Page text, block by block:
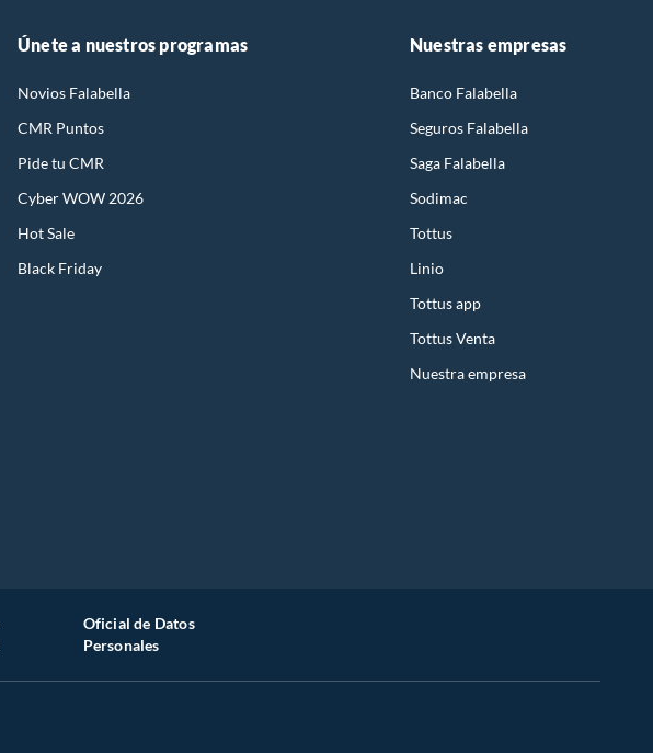
Únete a nuestros programas
Novios Falabella
CMR Puntos
Pide tu CMR
Cyber WOW 2026
Hot Sale
Black Friday
Nuestras empresas
Banco Falabella
Seguros Falabella
Saga Falabella
Sodimac
Tottus
Linio
Tottus app
Tottus Venta
Nuestra empresa
Oficial de Datos
Personales